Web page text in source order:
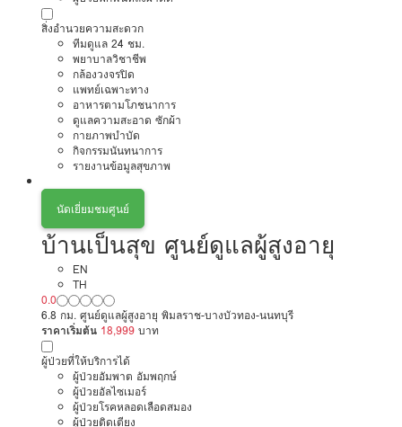
สิ่งอำนวยความสะดวก
ทีมดูแล 24 ชม.
พยาบาลวิชาชีพ
กล้องวงจรปิด
แพทย์เฉพาะทาง
อาหารตามโภชนาการ
ดูแลความสะอาด ซักผ้า
กายภาพบำบัด
กิจกรรมนันทนาการ
รายงานข้อมูลสุขภาพ
นัดเยี่ยมชมศูนย์
บ้านเป็นสุข ศูนย์ดูแลผู้สูงอายุ
EN
TH
0.0
6.8 กม. ศูนย์ดูแลผู้สูงอายุ พิมลราช-บางบัวทอง-นนทบุรี
ราคาเริ่มต้น 18,999 บาท
ผู้ป่วยที่ให้บริการได้
ผู้ป่วยอัมพาต อัมพฤกษ์
ผู้ป่วยอัลไซเมอร์
ผู้ป่วยโรคหลอดเลือดสมอง
ผู้ป่วยติดเตียง